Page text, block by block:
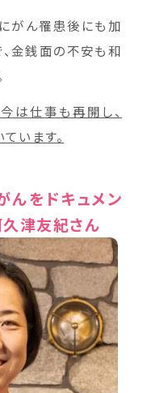
がん罹患後にも加
金銭面の不安も和
は仕事も再開し、
います。
をドキュメン
津友紀さん